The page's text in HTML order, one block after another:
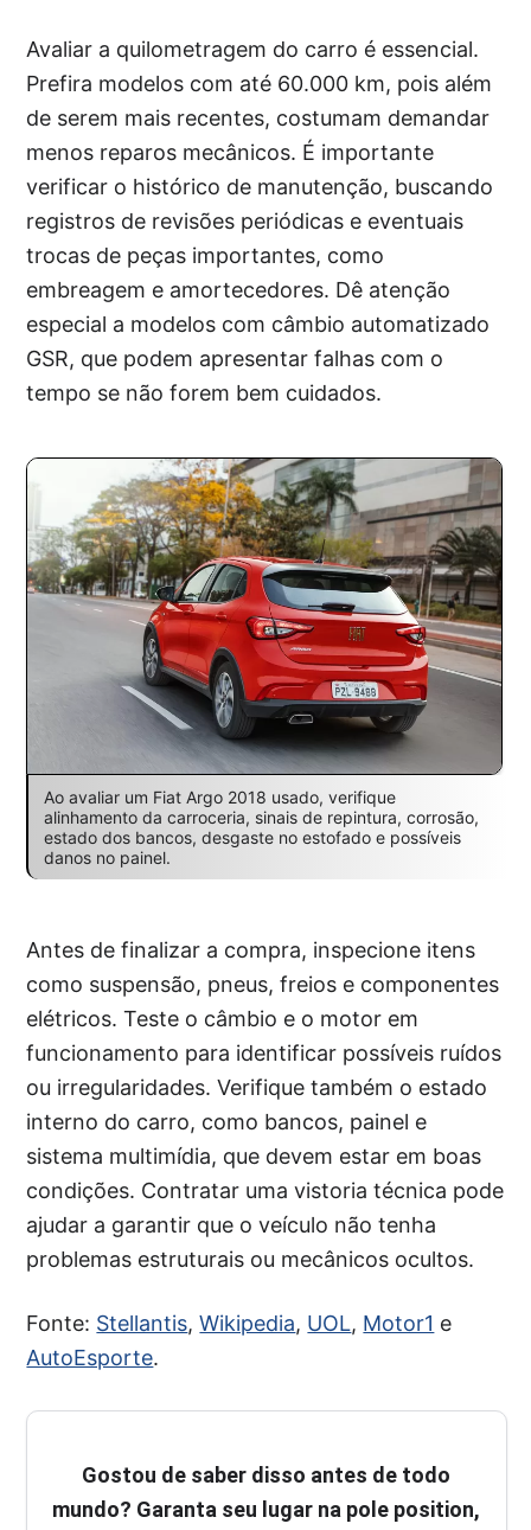
Avaliar a quilometragem do carro é essencial.
Prefira modelos com até 60.000 km, pois além
de serem mais recentes, costumam demandar
menos reparos mecânicos. É importante
verificar o histórico de manutenção, buscando
registros de revisões periódicas e eventuais
trocas de peças importantes, como
embreagem e amortecedores. Dê atenção
especial a modelos com câmbio automatizado
GSR, que podem apresentar falhas com o
tempo se não forem bem cuidados.
Ao avaliar um Fiat Argo 2018 usado, verifique
alinhamento da carroceria, sinais de repintura, corrosão,
estado dos bancos, desgaste no estofado e possíveis
danos no painel.
Antes de finalizar a compra, inspecione itens
como suspensão, pneus, freios e componentes
elétricos. Teste o câmbio e o motor em
funcionamento para identificar possíveis ruídos
ou irregularidades. Verifique também o estado
interno do carro, como bancos, painel e
sistema multimídia, que devem estar em boas
condições. Contratar uma vistoria técnica pode
ajudar a garantir que o veículo não tenha
problemas estruturais ou mecânicos ocultos.
Fonte: Stellantis,Wikipedia, UOL, Motor1 e
AutoEsporte.
Gostou de saber disso antes de todo
mundo? Garanta seu lugar na pole position,